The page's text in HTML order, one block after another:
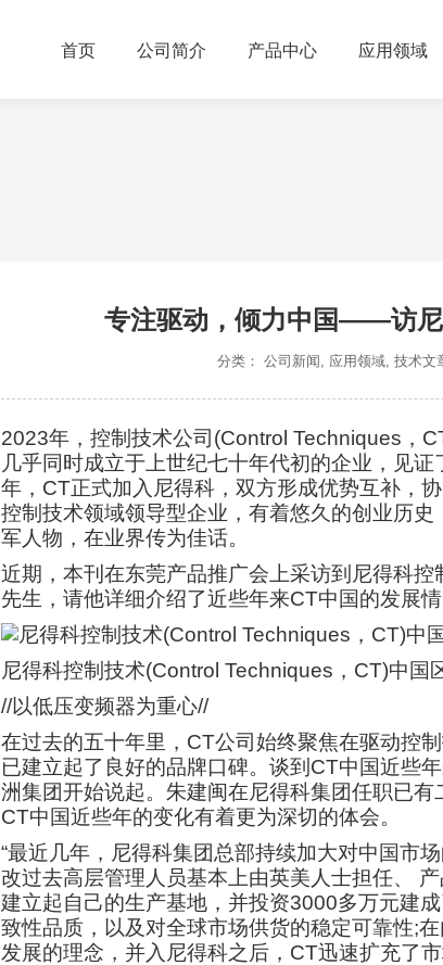
首页 公司简介 产品中心 应用领域
专注驱动，倾力中国——访尼
分类： 公司新闻, 应用领域, 技术文
2023年，控制技术公司(Control Techniques，
几乎同时成立于上世纪七十年代初的企业，见
年，CT正式加入尼得科，双方形成优势互补，
控制技术领域领导型企业，有着悠久的创业历
军人物，在业界传为佳话。
近期，本刊在东莞产品推广会上采访到尼得科
先生，请他详细介绍了近些年来CT中国的发展
尼得科控制技术(Control Techniques，CT)中国
//以低压变频器为重心//
在过去的五十年里，CT公司始终聚焦在驱动控
已建立起了良好的品牌口碑。谈到CT中国近些
洲集团开始说起。朱建闽在尼得科集团任职已
CT中国近些年的变化有着更为深切的体会。
“最近几年，尼得科集团总部持续加大对中国市
改过去高层管理人员基本上由英美人士担任、
建立起自己的生产基地，并投资3000多万元建
致性品质，以及对全球市场供货的稳定可靠性;
发展的理念，并入尼得科之后，CT迅速扩充了